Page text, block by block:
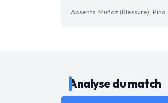
Absents: Muñoz (Blessure),
Analyse du match